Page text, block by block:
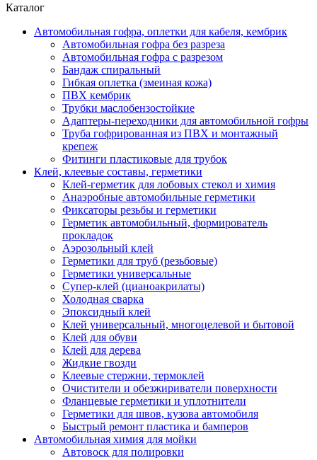
Каталог
Автомобильная гофра, оплетки для кабеля, кембрик
Автомобильная гофра без разреза
Автомобильная гофра с разрезом
Бандаж спиральный
Гибкая оплетка (змеиная кожа)
ПВХ кембрик
Трубки маслобензостойкие
Адаптеры-переходники для автомобильной гофры
Труба гофрированная из ПВХ и монтажный
крепеж
Фитинги пластиковые для трубок
Клей, клеевые составы, герметики
Клей-герметик для лобовых стекол и химия
Анаэробные автомобильные герметики
Фиксаторы резьбы и герметики
Герметик автомобильный, формирователь
прокладок
Аэрозольный клей
Герметики для труб (резьбовые)
Герметики универсальные
Супер-клей (цианоакрилаты)
Холодная сварка
Эпоксидный клей
Клей универсальный, многоцелевой и бытовой
Клей для обуви
Клей для дерева
Жидкие гвозди
Клеевые стержни, термоклей
Очистители и обезжириватели поверхности
Фланцевые герметики и уплотнители
Герметики для швов, кузова автомобиля
Быстрый ремонт пластика и бамперов
Автомобильная химия для мойки
Автовоск для полировки